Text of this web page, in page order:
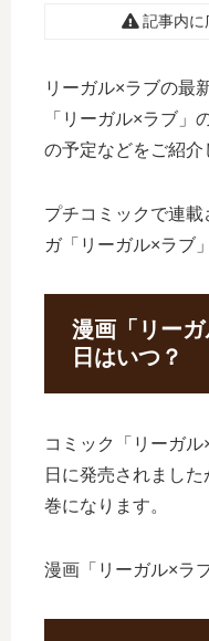
記事内に
リーガル×ラブの最
「リーガル×ラブ」
の予定などをご紹介
プチコミックで連
ガ「リーガル×ラブ
漫画「リー
日はいつ？
コミック「リーガ
日に発売されまし
巻になります。
漫画「リーガル×ラ